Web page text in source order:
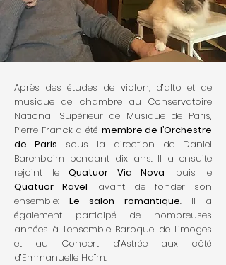
Après des études de violon, d’alto et de
musique de chambre au Conservatoire
National Supérieur de Musique de Paris,
Pierre Franck a été membre de l’Orchestre
de Paris sous la direction de Daniel
Barenboim pendant dix ans. Il a ensuite
rejoint le Quatuor Via Nova, puis le
Quatuor Ravel, avant de fonder son
ensemble:Lesalon romantique. Il a
également participé de nombreuses
années à l’ensemble Baroque de Limoges
et au Concert d’Astrée aux côté
d’Emmanuelle Haïm.